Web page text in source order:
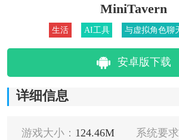
MiniTavern
生活 AI工具 与虚拟角色聊
安卓版下载
详细信息
游戏大小： 124.46M 系统要求